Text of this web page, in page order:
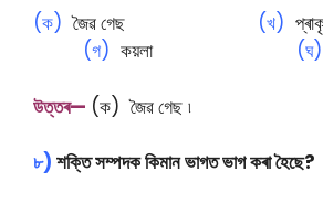
(ক) জৈৱ গেছ (খ)
(গ) কয়লা (ঘ)
উত্তৰ— (ক) জৈৱ গেছ ৷
৮) শক্তি সম্পদক কিমান ভাগত ভাগ কৰা হৈছে?